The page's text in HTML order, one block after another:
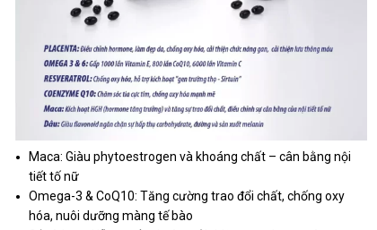
Maca: Giàu phytoestrogen và khoáng chất – cân bằng nội
tiết tố nữ
Omega-3 & CoQ10: Tăng cường trao đổi chất, chống oxy
hóa, nuôi dưỡng màng tế bào